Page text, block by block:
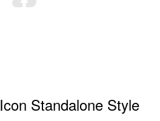
Icon Standalone Style